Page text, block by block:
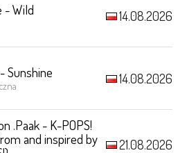
- Wild 14.08.2026
Sunshine 14.08.2026
.Paak - K-POPS!
and inspired by
21.08.2026